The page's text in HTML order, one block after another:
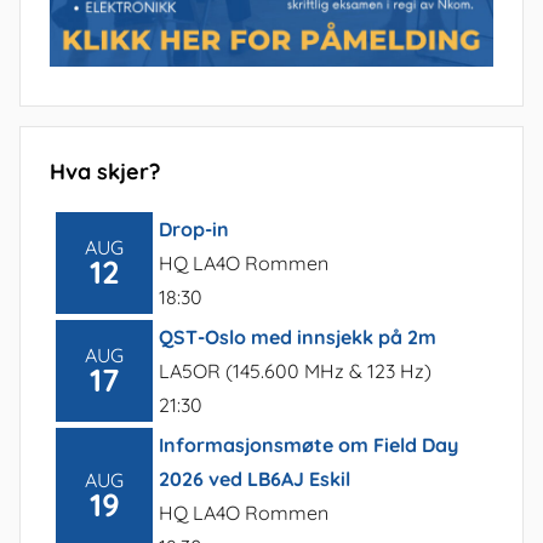
Hva skjer?
AUG
12
Drop-in
HQ LA4O Rommen
18:30
AUG
17
QST-Oslo med innsjekk på 2m
LA5OR (145.600 MHz & 123 Hz)
21:30
AUG
19
Informasjonsmøte om Field Day
2026 ved LB6AJ Eskil
HQ LA4O Rommen